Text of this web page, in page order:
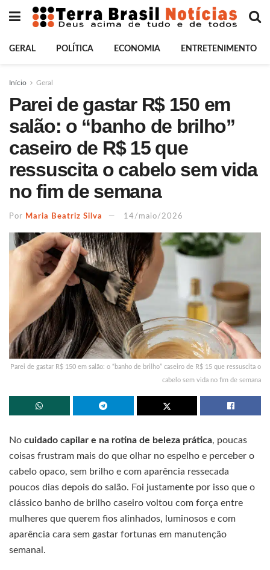
GERAL POLÍTICA ECONOMIA ENTRETENIMENTO
Início Geral
Parei de gastar R$ 150 em
salão: o “banho de brilho”
caseiro de R$ 15 que
ressuscita o cabelo sem vida
no fim de semana
Por Maria Beatriz Silva 14/maio/2026
Parei de gastar R$ 150 em salão: o “banho de brilho” caseiro de R$ 15 que ressuscita o
cabelo sem vida no fim de semana
No cuidado capilar e na rotina de beleza prática, poucas
coisas frustram mais do que olhar no espelho e perceber o
cabelo opaco, sem brilho e com aparência ressecada
poucos dias depois do salão. Foi justamente por isso que o
clássico banho de brilho caseiro voltou com força entre
mulheres que querem fios alinhados, luminosos e com
aparência cara sem gastar fortunas em manutenção
semanal.